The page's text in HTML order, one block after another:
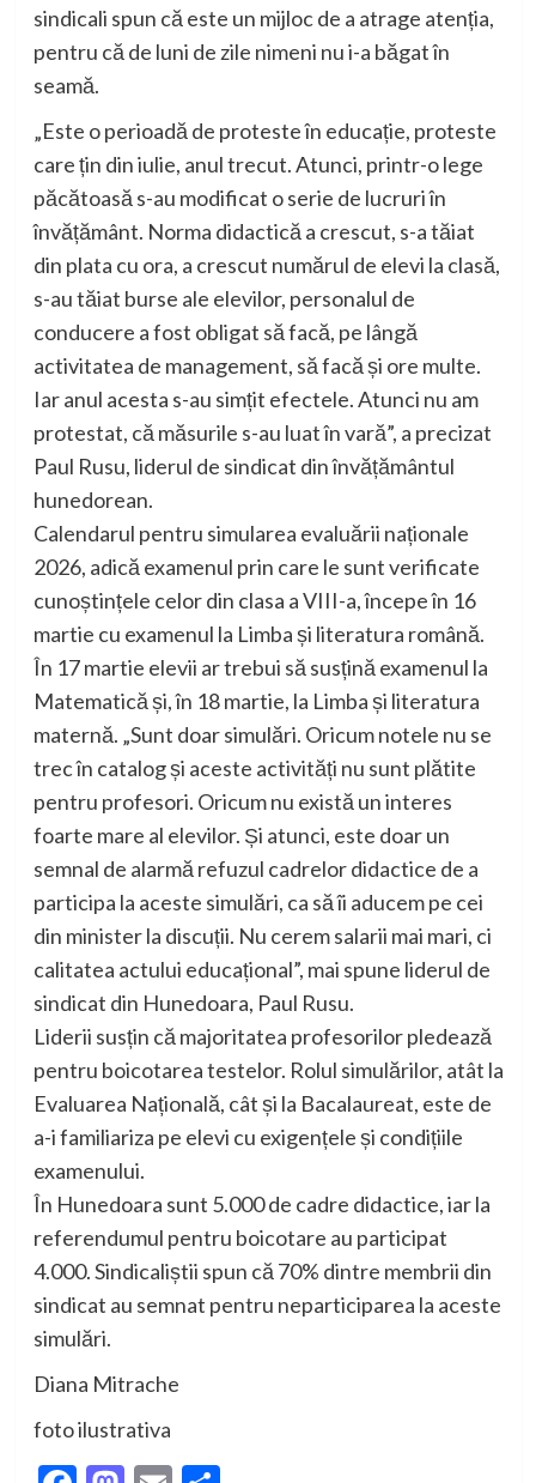
sindicali spun că este un mijloc de a atrage atenția,
pentru că de luni de zile nimeni nu i-a băgat în
seamă.
„Este o perioadă de proteste în educație, proteste
care țin din iulie, anul trecut. Atunci, printr-o lege
păcătoasă s-au modificat o serie de lucruri în
învățământ. Norma didactică a crescut, s-a tăiat
din plata cu ora, a crescut numărul de elevi la clasă,
s-au tăiat burse ale elevilor, personalul de
conducere a fost obligat să facă, pe lângă
activitatea de management, să facă și ore multe.
Iar anul acesta s-au simțit efectele. Atunci nu am
protestat, că măsurile s-au luat în vară”, a precizat
Paul Rusu, liderul de sindicat din învățământul
hunedorean.
Calendarul pentru simularea evaluării naționale
2026, adică examenul prin care le sunt verificate
cunoștințele celor din clasa a VIII-a, începe în 16
martie cu examenul la Limba și literatura română.
În 17 martie elevii ar trebui să susțină examenul la
Matematică și, în 18 martie, la Limba și literatura
maternă. „Sunt doar simulări. Oricum notele nu se
trec în catalog și aceste activități nu sunt plătite
pentru profesori. Oricum nu există un interes
foarte mare al elevilor. Și atunci, este doar un
semnal de alarmă refuzul cadrelor didactice de a
participa la aceste simulări, ca să îi aducem pe cei
din minister la discuții. Nu cerem salarii mai mari, ci
calitatea actului educațional”, mai spune liderul de
sindicat din Hunedoara, Paul Rusu.
Liderii susțin că majoritatea profesorilor pledează
pentru boicotarea testelor. Rolul simulărilor, atât la
Evaluarea Națională, cât și la Bacalaureat, este de
a-i familiariza pe elevi cu exigențele și condițiile
examenului.
În Hunedoara sunt 5.000 de cadre didactice, iar la
referendumul pentru boicotare au participat
4.000. Sindicaliștii spun că 70% dintre membrii din
sindicat au semnat pentru neparticiparea la aceste
simulări.
Diana Mitrache
foto ilustrativa